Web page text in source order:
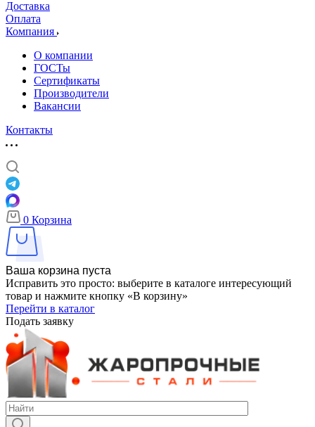
Доставка
Оплата
Компания
О компании
ГОСТы
Сертификаты
Производители
Вакансии
Контакты
0 Корзина
Ваша корзина пуста
Исправить это просто: выберите в каталоге интересующий
товар и нажмите кнопку «В корзину»
Перейти в каталог
Подать заявку